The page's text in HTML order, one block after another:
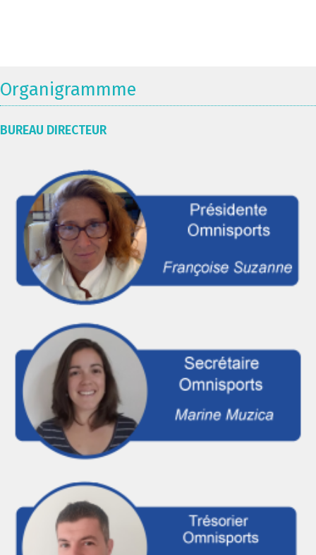
Organigrammme
BUREAU DIRECTEUR